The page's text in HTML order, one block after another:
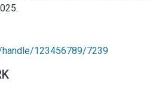
123456789/7239